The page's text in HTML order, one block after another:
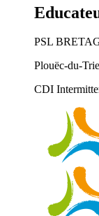
PSL
Plouëc-du-
CDI